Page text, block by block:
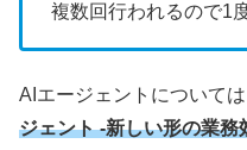
複数回行われるので1
AIエージェントについては
ジェント -新しい形の業務